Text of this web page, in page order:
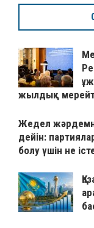
жылдық
Жедел
дейін:
болу үшін не